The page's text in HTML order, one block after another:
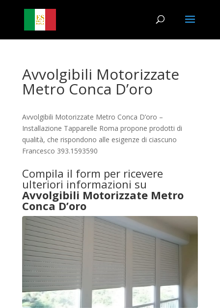
Avvolgibili Motorizzate
Metro Conca D’oro
Avvolgibili Motorizzate Metro Conca D’oro –
Installazione Tapparelle Roma propone prodotti di
qualità, che rispondono alle esigenze di ciascuno
Francesco 393.1593590
Compila il form per ricevere
ulteriori informazioni su
Avvolgibili Motorizzate Metro
Conca D’oro